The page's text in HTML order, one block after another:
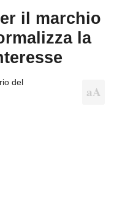
il marchio
la
del